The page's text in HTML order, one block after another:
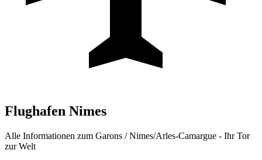
Flughafen Nimes
Alle Informationen zum Garons / Nimes/Arles-Camargue - Ihr Tor
zur Welt